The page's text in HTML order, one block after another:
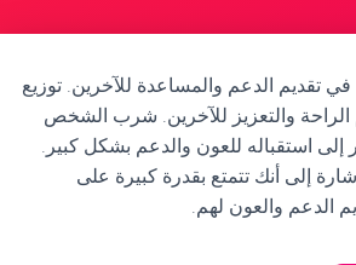
تقديم الدعم والمساعدة للآخرين. توزيع
الراحة والتعزيز للآخرين. شرب الشخص
إلى استقباله للعون والدعم بشكل كبير.
إلى أنك تتمتع بقدرة كبيرة على
الدعم والعون لهم.